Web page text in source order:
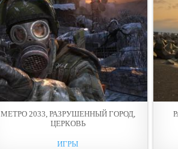
МЕТРО 2033, РАЗРУШЕННЫЙ ГОРОД,
ЦЕРКОВЬ
ИГРЫ